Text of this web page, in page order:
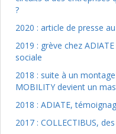
?
2020 : article de presse
2019 : grève chez
sociale
2018 : suite à un
MOBILITY devient un
2018 : ADIATE,
2017 : COLLECTIBUS,